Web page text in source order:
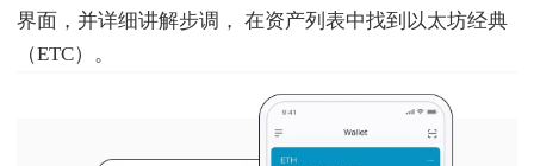
界面，并详细讲解步调， 在资产列表中找到以太坊经典
（ETC）。